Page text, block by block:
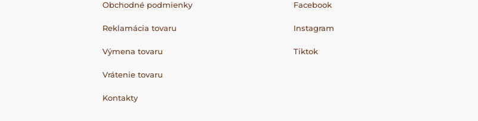
Obchodné podmienky
Reklamácia tovaru
Výmena tovaru
Vrátenie tovaru
Kontakty
Facebook
Instagram
Tiktok